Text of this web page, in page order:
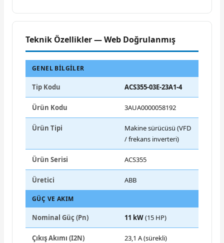
Teknik Özellikler — Web Doğrulanmış
GENEL BILGILER
Tip Kodu ACS355-03E-23A1-4
Ürün Kodu 3AUA0000058192
Ürün Tipi
Makine sürücüsü (VFD
/ frekans inverteri)
Ürün Serisi ACS355
Üretici ABB
GÜÇ VE AKIM
Nominal Güç (Pn) 11 kW(15 HP)
Çıkış Akımı (I2N) 23,1 A (sürekli)